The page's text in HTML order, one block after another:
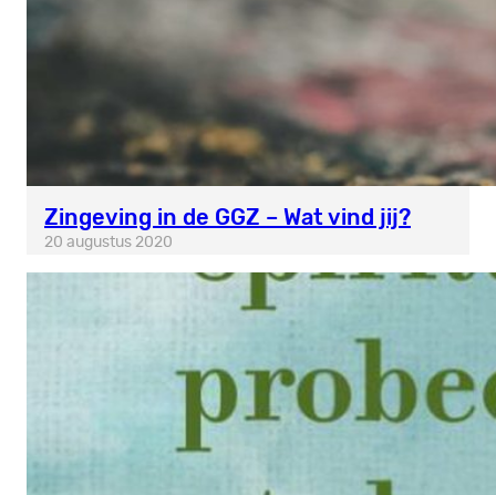
Zingeving in de GGZ – Wat vind jij?
20 augustus 2020